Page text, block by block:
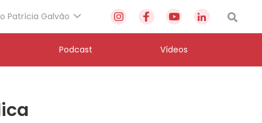
Patrícia Galvão
Podcast Vídeos